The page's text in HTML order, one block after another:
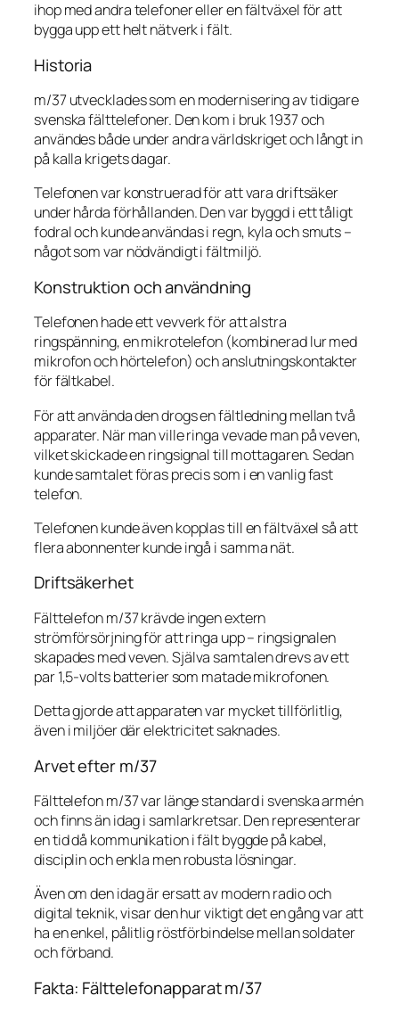
ihop med andra telefoner eller en fältväxel för att
bygga upp ett helt nätverk i fält.
Historia
m/37 utvecklades som en modernisering av tidigare
svenska fälttelefoner. Den kom i bruk 1937 och
användes både under andra världskriget och långt in
på kalla krigets dagar.
Telefonen var konstruerad för att vara driftsäker
under hårda förhållanden. Den var byggd i ett tåligt
fodral och kunde användas i regn, kyla och smuts –
något som var nödvändigt i fältmiljö.
Konstruktion och användning
Telefonen hade ett vevverk för att alstra
ringspänning, en mikrotelefon (kombinerad lur med
mikrofon och hörtelefon) och anslutningskontakter
för fältkabel.
För att använda den drogs en fältledning mellan två
apparater. När man ville ringa vevade man på veven,
vilket skickade en ringsignal till mottagaren. Sedan
kunde samtalet föras precis som i en vanlig fast
telefon.
Telefonen kunde även kopplas till en fältväxel så att
flera abonnenter kunde ingå i samma nät.
Driftsäkerhet
Fälttelefon m/37 krävde ingen extern
strömförsörjning för att ringa upp – ringsignalen
skapades med veven. Själva samtalen drevs av ett
par 1,5-volts batterier som matade mikrofonen.
Detta gjorde att apparaten var mycket tillförlitlig,
även i miljöer där elektricitet saknades.
Arvet efter m/37
Fälttelefon m/37 var länge standard i svenska armén
och finns än idag i samlarkretsar. Den representerar
en tid då kommunikation i fält byggde på kabel,
disciplin och enkla men robusta lösningar.
Även om den idag är ersatt av modern radio och
digital teknik, visar den hur viktigt det en gång var att
ha en enkel, pålitlig röstförbindelse mellan soldater
och förband.
Fakta: Fälttelefonapparat m/37